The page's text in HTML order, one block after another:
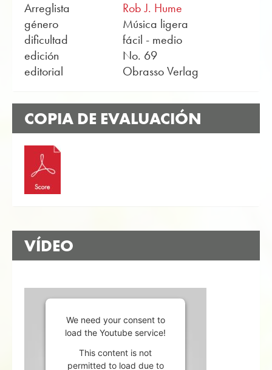
Arreglista
Rob J. Hume
género
Música ligera
dificultad
fácil - medio
edición
No. 69
editorial
Obrasso Verlag
COPIA DE EVALUACIÓN
VÍDEO
We need your consent to
load the Youtube service!
This content is not
permitted to load due to